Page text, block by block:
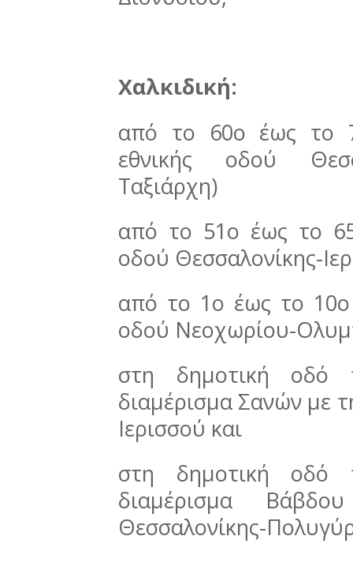
Χαλκιδική:
από το 60ο έως το
εθνικής οδού
Ταξιάρχη)
από το 51ο έως το
οδού Θεσσαλονίκης-
από το 1ο έως το 10ο
οδού Νεοχωρίου-
στη δημοτική οδό
διαμέρισμα Σανών με
Ιερισσού και
στη δημοτική οδό
διαμέρισμα
Θεσσαλονίκης-